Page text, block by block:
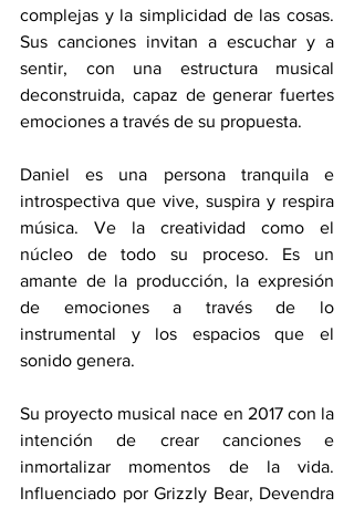
complejas y la simplicidad de las cosas.
Sus canciones invitan a escuchar y a
sentir, con una estructura musical
deconstruida, capaz de generar fuertes
emociones a través de su propuesta.
Daniel es una persona tranquila e
introspectiva que vive, suspira y respira
música. Ve la creatividad como el
núcleo de todo su proceso. Es un
amante de la producción, la expresión
de emociones a través de lo
instrumental y los espacios que el
sonido genera.
Su proyecto musical nace en 2017 con la
intención de crear canciones e
inmortalizar momentos de la vida.
Influenciado por Grizzly Bear, Devendra